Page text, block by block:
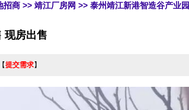
招商 >> 靖江厂房网 >> 泰州靖江新港智造谷产业园
现房出售
提交需求】